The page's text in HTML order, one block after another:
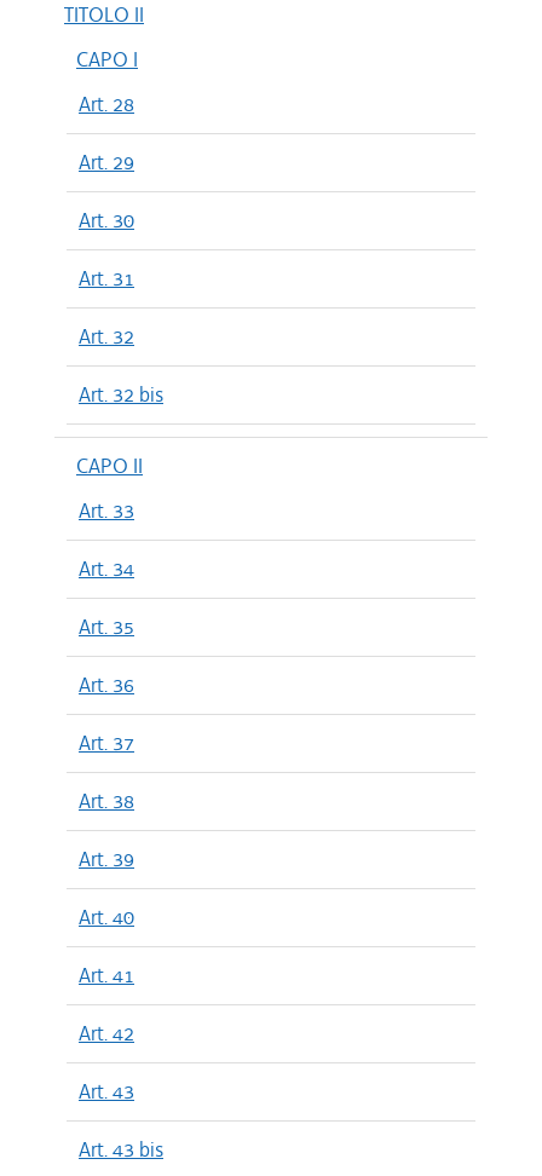
TITOLO II
CAPO I
Art. 28
Art. 29
Art. 30
Art. 31
Art. 32
Art. 32 bis
CAPO II
Art. 33
Art. 34
Art. 35
Art. 36
Art. 37
Art. 38
Art. 39
Art. 40
Art. 41
Art. 42
Art. 43
Art. 43 bis